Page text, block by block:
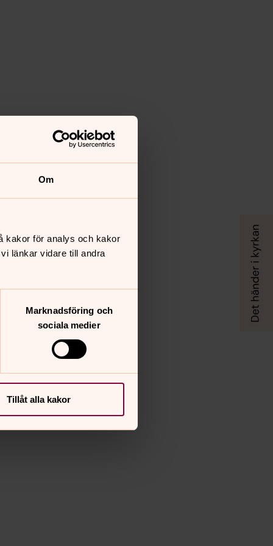
Om
kakor för analys och kakor
länkar vidare till andra
Marknadsföring och
sociala medier
Tillåt alla kakor